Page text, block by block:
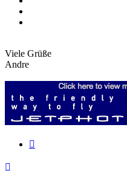
Viele Grüße
Andre